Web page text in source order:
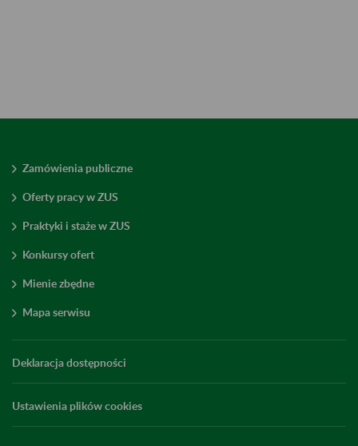
Zamówienia publiczne
Oferty pracy w ZUS
Praktyki i staże w ZUS
Konkursy ofert
Mienie zbędne
Mapa serwisu
Deklaracja dostępności
Ustawienia plików cookies